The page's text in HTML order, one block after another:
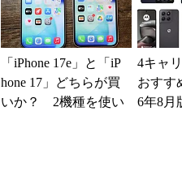
「iPhone 17e」と「iP
hone 17」どちらが買
いか？ 2機種を使い
4キャ
おすす
6年8月